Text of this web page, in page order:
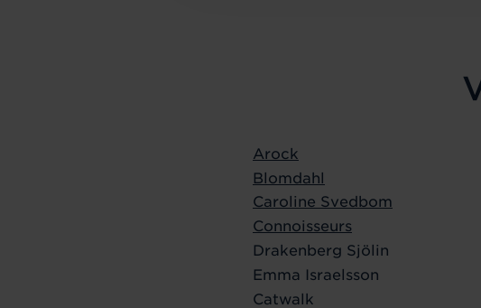
Arock
Blomdahl
Caroline Svedbom
Connoisseurs
Drakenberg Sjölin
Emma Israelsson
Catwalk